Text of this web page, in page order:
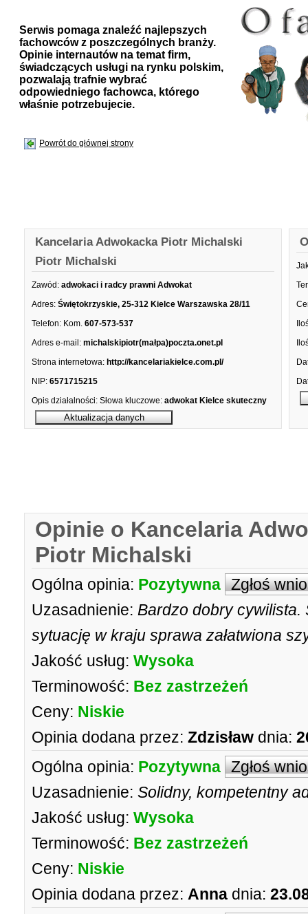
Serwis pomaga znaleźć najlepszych
fachowców z poszczególnych branży.
Opinie internautów na temat firm,
świadczących usługi na rynku polskim,
pozwalają trafnie wybrać
odpowiedniego fachowca, którego
właśnie potrzebujecie.
Powrót do głównej strony
Kancelaria Adwokacka Piotr Michalski
Piotr Michalski
Zawód: adwokaci i radcy prawni Adwokat
Adres: Świętokrzyskie, 25-312 Kielce Warszawska 28/11
Telefon: Kom. 607-573-537
Adres e-mail: michalskipiotr(małpa)poczta.onet.pl
Strona internetowa: http://kancelariakielce.com.pl/
NIP: 6571715215
Opis działalności: Słowa kluczowe: adwokat Kielce skuteczny
Opinie o Kancelaria
Piotr Michalski
Ogólna opinia: Pozytywna Zgłoś
Uzasadnienie: Bardzo dobry
sytuację w kraju sprawa załatwiona
Jakość usług: Wysoka
Terminowość: Bez zastrzeżeń
Ceny: Niskie
Opinia dodana przez: Zdzisław dnia:
Ogólna opinia: Pozytywna Zgłoś
Uzasadnienie: Solidny, kompetentny
Jakość usług: Wysoka
Terminowość: Bez zastrzeżeń
Ceny: Niskie
Opinia dodana przez: Anna dnia: